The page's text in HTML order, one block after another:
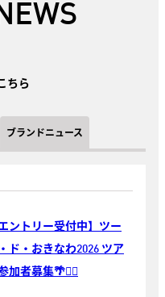
ちら
ブランドニュース
エントリー受付中】ツー
ド・おきなわ2026 ツア
加者募集🌴🚴‍♂️